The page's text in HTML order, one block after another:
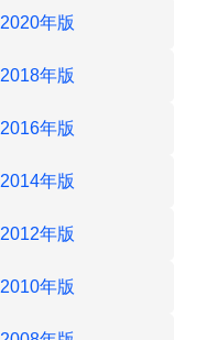
2020年版
2018年版
2016年版
2014年版
2012年版
2010年版